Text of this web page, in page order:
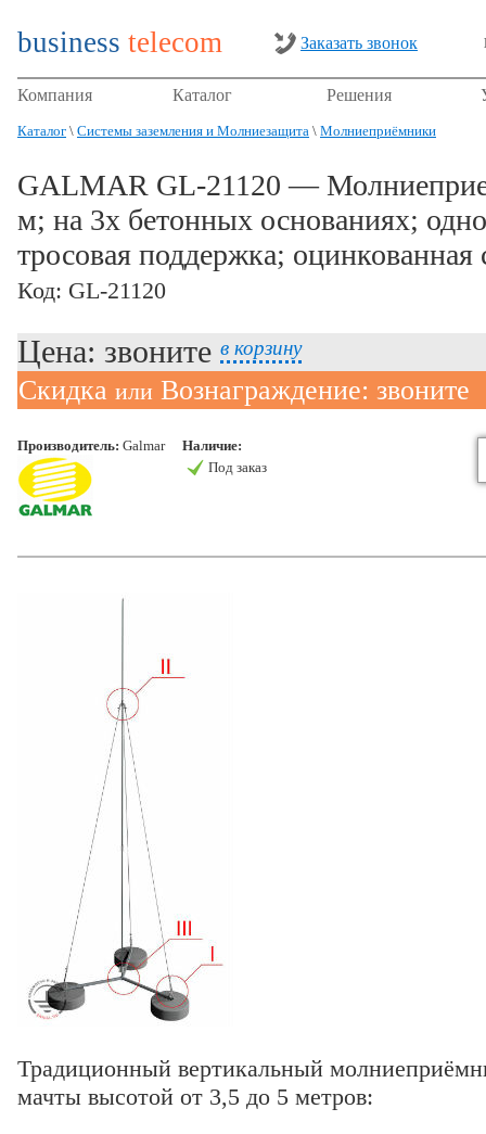
business telecom Заказать звонок
Компания Каталог Решения
Каталог \ Системы заземления и Молниезащита \ Молниеприёмники
GALMAR GL-21120 —
м; на 3х бетонных основаниях;
тросовая поддержка; оцинкованная
Код: GL-21120
Цена: звоните в корзину
Скидка или Вознаграждение: звоните
Производитель: Galmar
Наличие:
Под заказ
Традиционный вертикальный
мачты высотой от 3,5 до 5 метров: